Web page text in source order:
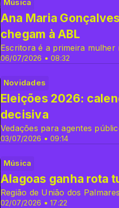
Música
06/07/2026 • 08:32
Ana Maria
chegam à ABL
Escritora é a primeira mulher
Novidades
03/07/2026 • 09:14
Eleições 2026:
decisiva
Vedações para agentes
Música
02/07/2026 • 17:22
Alagoas ganha rota
Região de União dos